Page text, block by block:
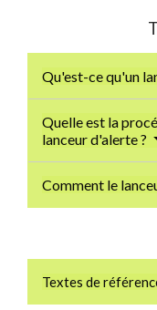
Qu'est-ce qu'un
Quelle est la
lanceur d'alerte ?
Comment le
Textes de